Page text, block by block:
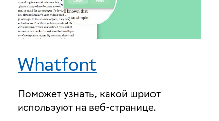
Whatfont
Поможет узнать, какой шрифт
используют на веб-странице.